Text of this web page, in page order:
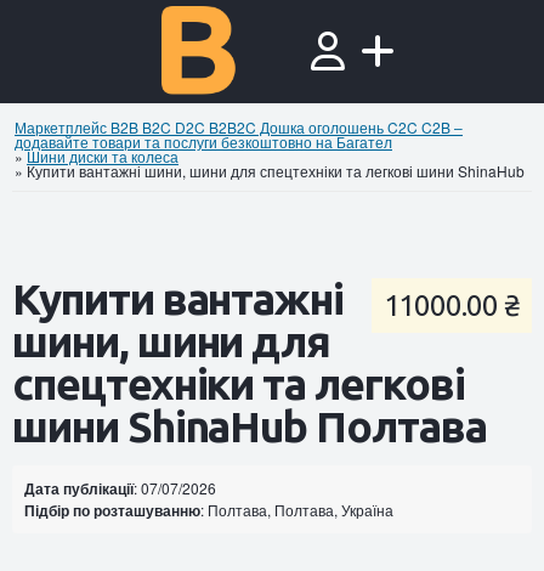
Маркетплейс B2B B2C D2C B2B2C Дошка оголошень C2C C2B –
додавайте товари та послуги безкоштовно на Багател
»Шини диски та колеса
» Купити вантажні шини, шини для спецтехніки та легкові шини ShinaHub
11000.00 ₴
Купити вантажні
шини, шини для
спецтехніки та легкові
шини ShinaHub Полтава
Дата публікації: 07/07/2026
Підбір по розташуванню: Полтава, Полтава, Україна